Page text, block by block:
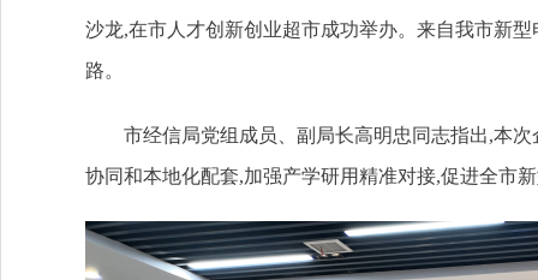
沙龙,在市人才创新创业超市成功举办。来自我市新
路。
市经信局党组成员、副局长高明忠同志指出,本
协同和本地化配套,加强产学研用精准对接,促进全市